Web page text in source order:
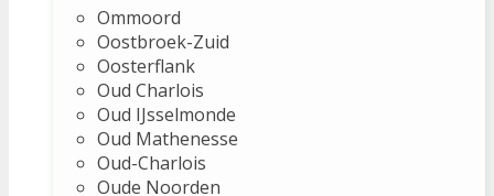
Ommoord
Oostbroek-Zuid
Oosterflank
Oud Charlois
Oud IJsselmonde
Oud Mathenesse
Oud-Charlois
Oude Noorden